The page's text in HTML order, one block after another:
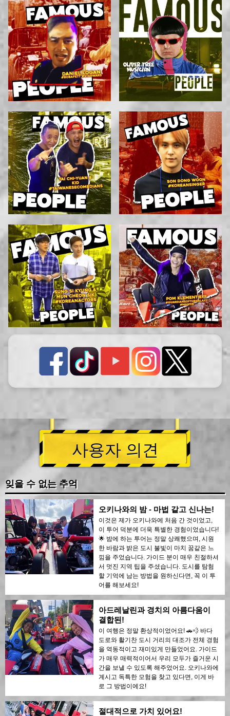
사용자 의견
잊을 수 없는 추억
오키나와의 밤 - 마법 같고 신나는!
이것은 제가 오키나와에 처음 간 것이었고,
이 투어 덕분에 더욱 특별한 경험이었습니다!
🌟 밤에 하는 투어는 정말 상쾌했으며, 시원
한 바람과 밝은 도시 불빛이 마치 꿈같은 느
낌을 주었습니다. 가이드 분이 매우 친절하셔
서 멋진 지역 팁을 주셨습니다. 도시를 탐험
할 기억에 남는 방법을 원하신다면, 꼭 이 투
어를 해보세요!
아드레날린과 경치의 아름다움이
결합된!
이 여행은 정말 환상적이었어요! 🚗💨 바다
도로와 활기찬 도시 거리의 대조가 전체 경험
을 역동적이고 재미있게 만들었어요. 가이드
가 매우 매력적이어서 우리 모두가 즐거운 시
간을 보낼 수 있도록 해주었어요. 오키나와에
계시고 독특한 모험을 찾고 있다면, 이게 바
로 그 방법이에요!
절대적으로 가치 있어요!